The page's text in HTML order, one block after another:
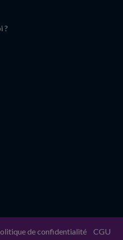
?
de confidentialité CGU